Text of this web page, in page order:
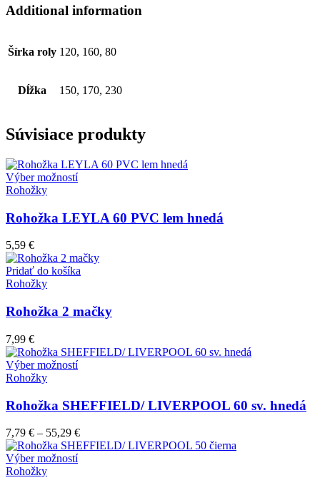
Additional information
Šírka roly 120, 160, 80
Dĺžka 150, 170, 230
Súvisiace produkty
Výber možnostíTento
viacero
variantov.
si
môžete
vybrať
stránke
produktu.
Rohožky
Rohožka LEYLA 60 PVC lem hnedá
5,59 €
Pridať do košíka
Rohožky
Rohožka 2 mačky
7,99 €
Výber možnostíTento
viacero
variantov.
Možnosti
si
môžete
vybrať
Rohožky
Rohožka SHEFFIELD/ LIVERPOOL 60 sv. hnedá
7,79 € – 55,29 €
Výber možnostíTento
Rohožky